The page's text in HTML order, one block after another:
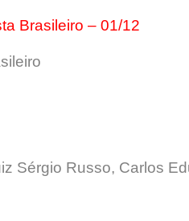
Brasileiro – 01/12
Sérgio Russo, Carlos